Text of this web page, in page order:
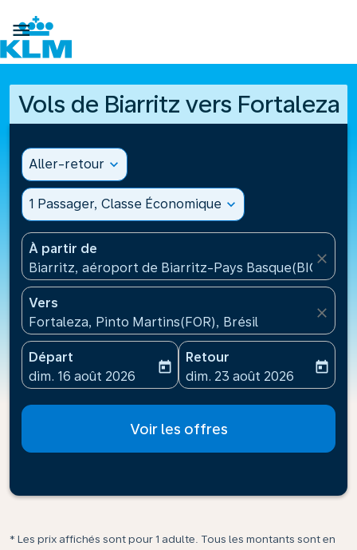

Vols de Biarritz vers Fortaleza
Aller-retour expand_more
1 Passager, Classe Économique expand_more
À partir de
Biarritz, aéroport de Biarritz-Pays Basque(BIQ),
close
Vers
Fortaleza, Pinto Martins(FOR), Brésil
close
Départ
fc-booking-departure-date-aria-label
dim. 16 août 2026
today
Retour
fc-booking-return-date-
dim. 23 août 2026
today
Voir les offres
* Les prix affichés sont pour 1 adulte. Tous les montants sont en